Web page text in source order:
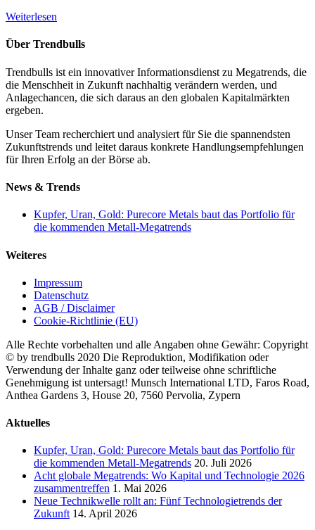
Weiterlesen
Über Trendbulls
Trendbulls ist ein innovativer Informationsdienst zu Megatrends, die
die Menschheit in Zukunft nachhaltig verändern werden, und
Anlagechancen, die sich daraus an den globalen Kapitalmärkten
ergeben.
Unser Team recherchiert und analysiert für Sie die spannendsten
Zukunftstrends und leitet daraus konkrete Handlungsempfehlungen
für Ihren Erfolg an der Börse ab.
News & Trends
Kupfer, Uran, Gold: Purecore Metals baut das Portfolio für
die kommenden Metall-Megatrends
Weiteres
Impressum
Datenschutz
AGB / Disclaimer
Cookie-Richtlinie (EU)
Alle Rechte vorbehalten und alle Angaben ohne Gewähr: Copyright
© by trendbulls 2020 Die Reproduktion, Modifikation oder
Verwendung der Inhalte ganz oder teilweise ohne schriftliche
Genehmigung ist untersagt! Munsch International LTD, Faros Road,
Anthea Gardens 3, House 20, 7560 Pervolia, Zypern
Close
Aktuelles
Kupfer, Uran, Gold: Purecore Metals baut das Portfolio für
die kommenden Metall-Megatrends 20. Juli 2026
Acht globale Megatrends: Wo Kapital und Technologie 2026
zusammentreffen 1. Mai 2026
Neue Technikwelle rollt an: Fünf Technologietrends der
Zukunft 14. April 2026